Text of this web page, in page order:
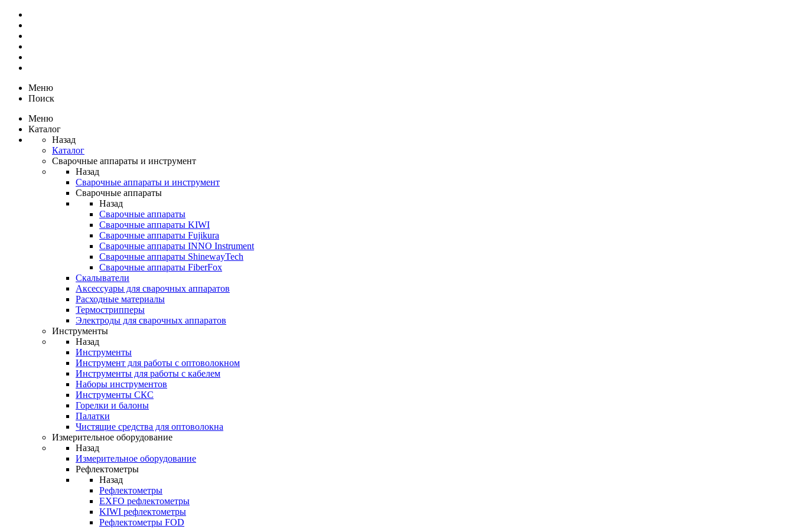
Меню
Поиск
Меню
Каталог
Назад
Каталог
Сварочные аппараты и инструмент
Назад
Сварочные аппараты и инструмент
Сварочные аппараты
Назад
Сварочные аппараты
Сварочные аппараты KIWI
Сварочные аппараты Fujikura
Сварочные аппараты INNO Instrument
Сварочные аппараты ShinewayTech
Cварочные аппараты FiberFox
Скалыватели
Аксессуары для сварочных аппаратов
Расходные материалы
Термострипперы
Электроды для сварочных аппаратов
Инструменты
Назад
Инструменты
Инструмент для работы с оптоволокном
Инструменты для работы с кабелем
Наборы инструментов
Инструменты СКС
Горелки и балоны
Палатки
Чистящие средства для оптоволокна
Измерительное оборудование
Назад
Измерительное оборудование
Рефлектометры
Назад
Рефлектометры
EXFO рефлектометры
KIWI рефлектометры
Рефлектометры FOD